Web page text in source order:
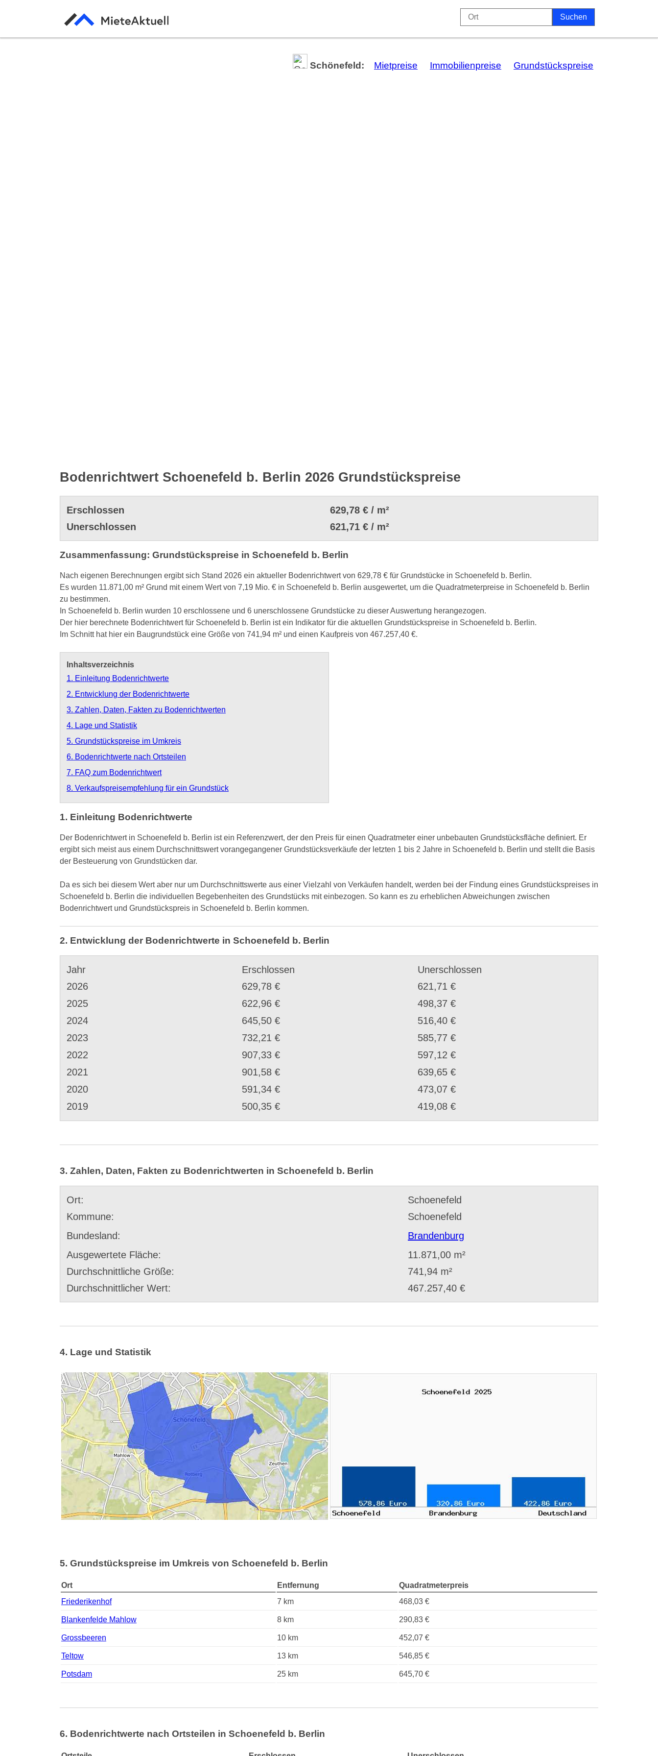
Schönefeld: Mietpreise Immobilienpreise Grundstückspreise
Bodenrichtwert Schoenefeld b. Berlin 2026 Grundstückspreise
Erschlossen
629,78 € / m²
Unerschlossen
621,71 € / m²
Zusammenfassung: Grundstückspreise in Schoenefeld b. Berlin
Nach eigenen Berechnungen ergibt sich Stand 2026 ein aktueller Bodenrichtwert von 629,78 € für Grundstücke in Schoenefeld b. Berlin.
Es wurden 11.871,00 m² Grund mit einem Wert von 7,19 Mio. € in Schoenefeld b. Berlin ausgewertet, um die Quadratmeterpreise in Schoenefeld b. Berlin
zu bestimmen.
In Schoenefeld b. Berlin wurden 10 erschlossene und 6 unerschlossene Grundstücke zu dieser Auswertung herangezogen.
Der hier berechnete Bodenrichtwert für Schoenefeld b. Berlin ist ein Indikator für die aktuellen Grundstückspreise in Schoenefeld b. Berlin.
Im Schnitt hat hier ein Baugrundstück eine Größe von 741,94 m² und einen Kaufpreis von 467.257,40 €.
Inhaltsverzeichnis
1. Einleitung Bodenrichtwerte
2. Entwicklung der Bodenrichtwerte
3. Zahlen, Daten, Fakten zu Bodenrichtwerten
4. Lage und Statistik
5. Grundstückspreise im Umkreis
6. Bodenrichtwerte nach Ortsteilen
7. FAQ zum Bodenrichtwert
8. Verkaufspreisempfehlung für ein Grundstück
1. Einleitung Bodenrichtwerte
Der Bodenrichtwert in Schoenefeld b. Berlin ist ein Referenzwert, der den Preis für einen Quadratmeter einer unbebauten Grundstücksfläche definiert. Er
ergibt sich meist aus einem Durchschnittswert vorangegangener Grundstücksverkäufe der letzten 1 bis 2 Jahre in Schoenefeld b. Berlin und stellt die Basis
der Besteuerung von Grundstücken dar.
Da es sich bei diesem Wert aber nur um Durchschnittswerte aus einer Vielzahl von Verkäufen handelt, werden bei der Findung eines Grundstückspreises in
Schoenefeld b. Berlin die individuellen Begebenheiten des Grundstücks mit einbezogen. So kann es zu erheblichen Abweichungen zwischen
Bodenrichtwert und Grundstückspreis in Schoenefeld b. Berlin kommen.
2. Entwicklung der Bodenrichtwerte in Schoenefeld b. Berlin
Jahr Erschlossen
Unerschlossen
2026
629,78 €
621,71 €
2025
622,96 €
498,37 €
2024
645,50 €
516,40 €
2023
732,21 €
585,77 €
2022
907,33 €
597,12 €
2021
901,58 €
639,65 €
2020
591,34 €
473,07 €
2019
500,35 € 419,08 €
3. Zahlen, Daten, Fakten zu Bodenrichtwerten in Schoenefeld b. Berlin
Ort:
Schoenefeld
Kommune:
Schoenefeld
Bundesland:
Brandenburg
Ausgewertete Fläche:
11.871,00 m²
Durchschnittliche Größe:
741,94 m²
Durchschnittlicher Wert:
467.257,40 €
4. Lage und Statistik
5. Grundstückspreise im Umkreis von Schoenefeld b. Berlin
Ort Entfernung
Quadratmeterpreis
Friederikenhof
7 km 468,03 €
Blankenfelde Mahlow 8 km 290,83 €
Grossbeeren 10 km 452,07 €
Teltow 13 km 546,85 €
Potsdam 25 km 645,70 €
6. Bodenrichtwerte nach Ortsteilen in Schoenefeld b. Berlin